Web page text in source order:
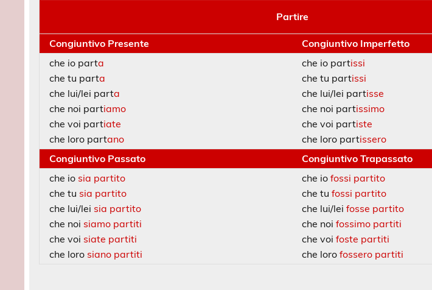
Partire
Congiuntivo Presente
Congiuntivo Imperfetto
che io parta
che tu parta
che lui/lei parta
che noi partiamo
che voi partiate
che loro partano
che io partissi
che tu partissi
che lui/lei partisse
che noi partissimo
che voi partiste
che loro partissero
Congiuntivo Passato
Congiuntivo Trapassato
che io sia partito
che tu sia partito
che lui/lei sia partito
che noi siamo partiti
che voi siate partiti
che loro siano partiti
che io fossi partito
che tufossi partito
che lui/leifosse partito
che noifossimo partiti
che voifoste partiti
che lorofossero partiti